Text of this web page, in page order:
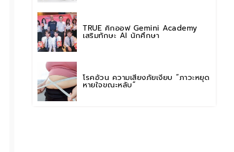
TRUE คิกออฟ Gemini Academy
เสริมทักษะ AI นักศึกษา
โรคอ้วน ความเสี่ยงภัยเงียบ “ภาวะหยุด
หายใจขณะหลับ”